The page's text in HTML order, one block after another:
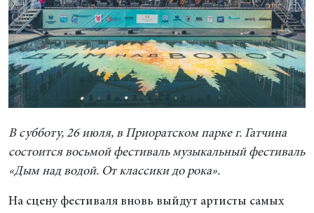
В субботу, 26 июля, в Приоратском парке г. Гатчина
состоится восьмой фестиваль музыкальный фестиваль
«Дым над водой. От классики до рока».
На сцену фестиваля вновь выйдут артисты самых